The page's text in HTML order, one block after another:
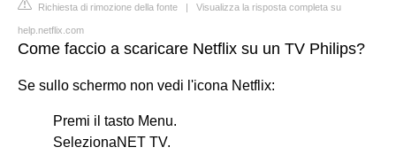
Richiesta di rimozione della fonte | Visualizza la risposta completa su
help.netflix.com
Come faccio a scaricare Netflix su un TV Philips?
Se sullo schermo non vedi l'icona Netflix:
Premi il tasto Menu.
SelezionaNET TV.